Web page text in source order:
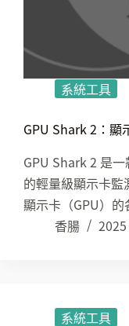
系統工具
GPU Shark 2：顯
GPU Shark 2 是
的輕量級顯示卡
顯示卡（GPU）的
香腸
系統工具